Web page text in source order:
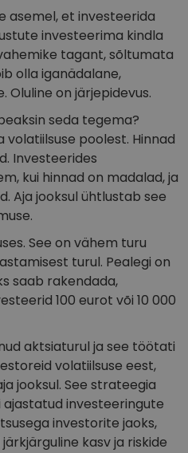
asemel, et investeerida
investeerima kindla
tagant, sõltumata
olla iganädalane,
Oluline on järjepidevus.
seda tegema?
poolest. Hinnad
Investeerides
kui hinnad on madalad, ja
Aja jooksul ühtlustab see
See on vähem turu
turul. Pealegi on
saab rakendada,
100 eurot või 10 000
aktsiaturul ja see töötati
volatiilsuse eest,
jooksul. See strateegia
investeeringute
investorite jaoks,
kasv ja riskide